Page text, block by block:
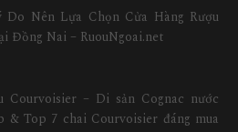
Do Nên Lựa Chọn Cửa Hàng Rượu
Đồng Nai – RuouNgoai.net
Courvoisier – Di sản Cognac nước
& Top 7 chai Courvoisier đáng mua